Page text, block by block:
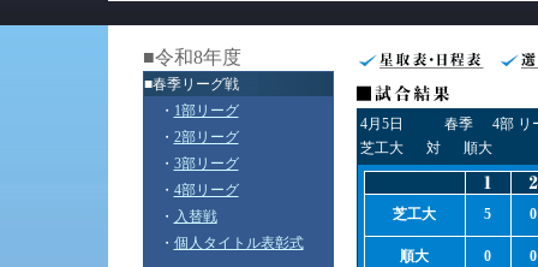
■令和8年度
■春季リーグ戦
・ 1部リーグ
・ 2部リーグ
・ 3部リーグ
・ 4部リーグ
・ 入替戦
・ 個人タイトル表彰式
4月5日 春季
4部 リ
芝工大
対 順大
芝工大 5 0
順大 0 0